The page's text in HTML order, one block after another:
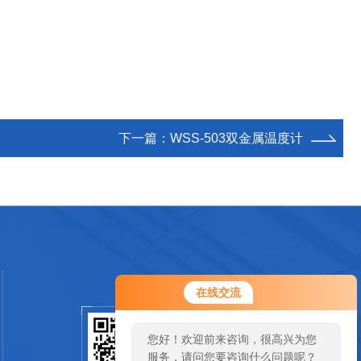
在线交流
您好！欢迎前来咨询，很高兴为您
服务，请问您要咨询什么问题呢？
您好，看您停留很久了，是否找到
下一篇： WSS-503双金属温度计
扫码加微信